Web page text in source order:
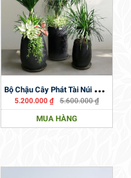
B
Ộ Chậu Cây Phát Tài Núi Nội Thất
5.200.000 ₫ 5.600.000₫
MUA HÀNG